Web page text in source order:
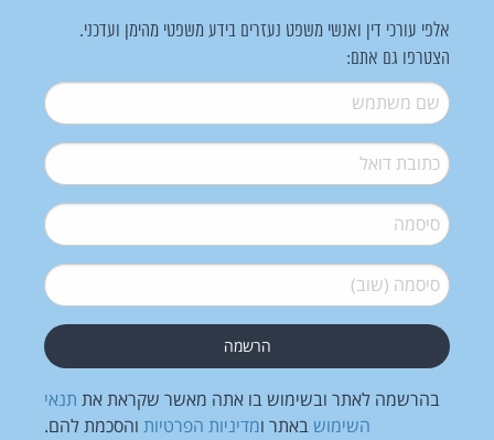
אלפי עורכי דין ואנשי משפט נעזרים בידע משפטי מהימן ועדכני.
הצטרפו גם אתם:
שם משתמש*
דואל*
סיסמה*
סיסמה (שוב)*
בהרשמה לאתר ובשימוש בו אתה מאשר שקראת את תנאי
השימוש באתר ומדיניות הפרטיות והסכמת להם.